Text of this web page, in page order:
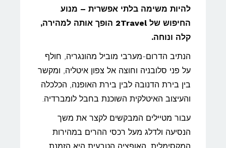
להיות משימה בלתי אפשרית – מנוע
החיפוש של 2Travel הופך אותה למהירה,
קלה ונוחה.
הנתיב הדרום-מערבי מוביל מהונגריה, חולף
על פני סלובניה וחוצה אל צפון איטליה, ומקשר
בין בירת הדנובה לבין בירת האופנה, הכלכלה
והעיצוב האיטלקית השוכנת בחבל לומברדיה.
עבור מטיילים המבקשים לקצר את משך
הנסיעה ולדלג מעל רכסי ההרים במהירות